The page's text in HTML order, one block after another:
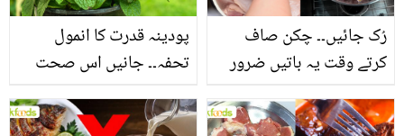
پودینہ قدرت کا انمول
تحفہ۔۔ جانیں اس صحت
بخش پتوں کے 10 حیرت
انگیز طبی فوائد
رُک جائیں۔۔ چکن صاف
کرتے وقت یہ باتیں ضرور
یاد رکھیں